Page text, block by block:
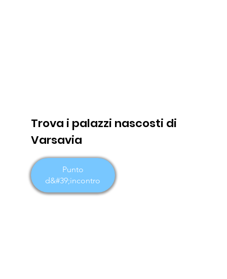
Trova i palazzi nascosti di
Varsavia
Punto
d&#39;incontro